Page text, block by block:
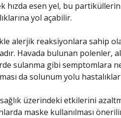
hızda esen yel, bu
yol açabilir.
alerjik reaksiyonlara sahip
Havada bulunan polenler,
sulanma gibi semptomlara
da solunum yolu
sağlık üzerindeki etkilerini
maske kullanılması